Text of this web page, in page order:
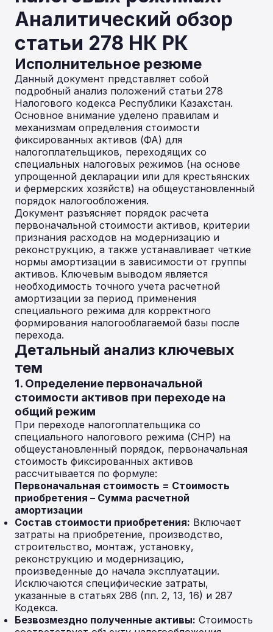
Аналитический обзор
статьи 278 НК РК
Исполнительное резюме
Данный документ представляет собой
подробный анализ положений статьи 278
Налогового кодекса Республики Казахстан.
Основное внимание уделено правилам и
механизмам определения стоимости
фиксированных активов (ФА) для
налогоплательщиков, переходящих со
специальных налоговых режимов (на основе
упрощенной декларации или для крестьянских
и фермерских хозяйств) на общеустановленный
порядок налогообложения.
Документ разъясняет порядок расчета
первоначальной стоимости активов, критерии
признания расходов на модернизацию и
реконструкцию, а также устанавливает четкие
нормы амортизации в зависимости от группы
активов. Ключевым выводом является
необходимость точного учета расчетной
амортизации за период применения
специального режима для корректного
формирования налогооблагаемой базы после
перехода.
Детальный анализ ключевых
тем
1. Определение первоначальной
стоимости активов при переходе на
общий режим
При переходе налогоплательщика со
специального налогового режима (СНР) на
общеустановленный порядок, первоначальная
стоимость фиксированных активов
рассчитывается по формуле:
Первоначальная стоимость = Стоимость
приобретения – Сумма расчетной
амортизации
Состав стоимости приобретения: Включает
затраты на приобретение, производство,
строительство, монтаж, установку,
реконструкцию и модернизацию,
произведенные до начала эксплуатации.
Исключаются специфические затраты,
указанные в статьях 286 (пп. 2, 13, 16) и 287
Кодекса.
Безвозмездно полученные активы: Стоимость